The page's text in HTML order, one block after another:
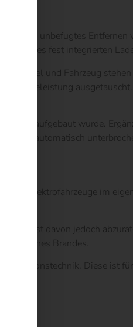
und unbefugtes Entfernen
eines fest integrierten
und Fahrzeug stehen
Ladeleistung
aufgebaut wurde.
automatisch
Elektrofahrzeuge im
ist davon jedoch
Fall eines Brandes.
Diese ist für